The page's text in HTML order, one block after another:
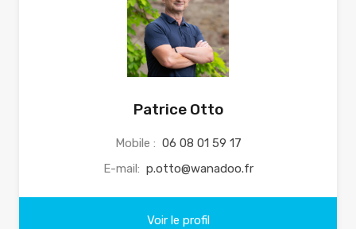
Patrice Otto
Mobile : 06 08 01 59 17
E-mail: p.otto@wanadoo.fr
Voir le profil